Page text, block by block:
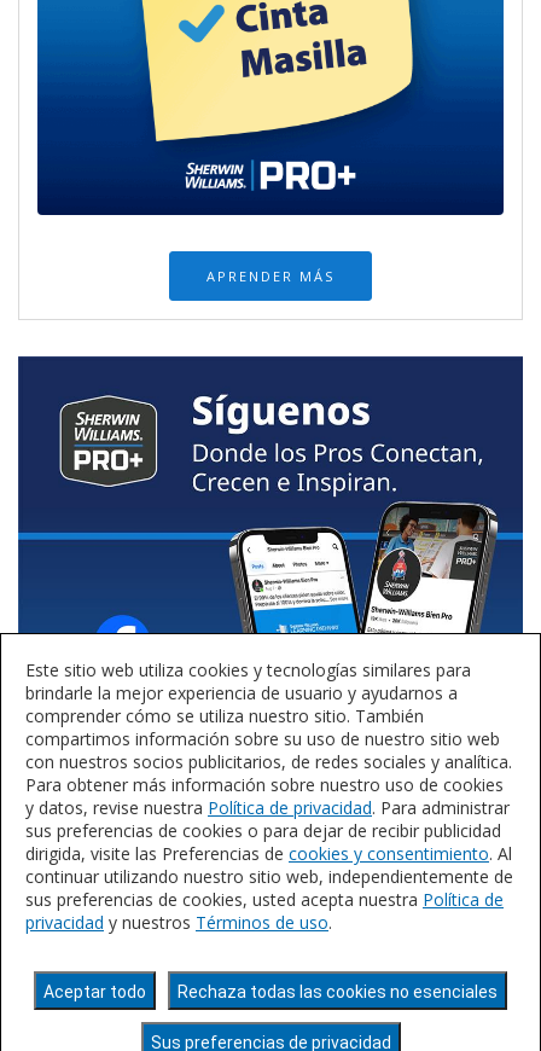
APRENDER MÁS
Declaración de Accesibilidad
No Venda ni
Comparta Mi Información Personal
©2025 The
Sherwin-Williams Company
Este sitio web utiliza cookies y tecnologías similares para
brindarle la mejor experiencia de usuario y ayudarnos a
comprender cómo se utiliza nuestro sitio. También
compartimos información sobre su uso de nuestro sitio web
con nuestros socios publicitarios, de redes sociales y analítica.
Para obtener más información sobre nuestro uso de cookies
y datos, revise nuestra Política de privacidad. Para administrar
sus preferencias de cookies o para dejar de recibir publicidad
dirigida, visite las Preferencias de cookies y consentimiento. Al
continuar utilizando nuestro sitio web, independientemente de
sus preferencias de cookies, usted acepta nuestra Política de
privacidad y nuestros Términos de uso.
Aceptar todo Rechaza todas las cookies no esenciales
Sus preferencias de privacidad